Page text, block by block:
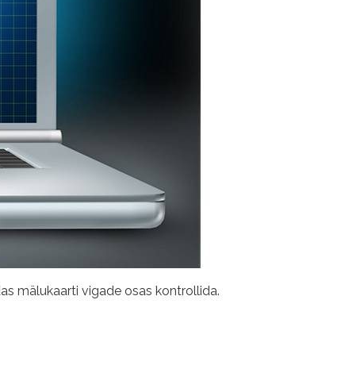
mälukaarti vigade osas kontrollida.